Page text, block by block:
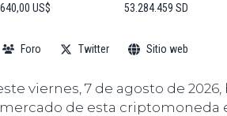
US$
53.284.459 SD
Foro Twitter Sitio web
viernes, 7 de agosto de
de esta criptomoneda